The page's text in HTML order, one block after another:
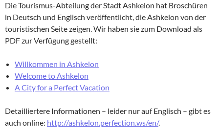
Die Tourismus-Abteilung der Stadt Ashkelon hat Broschüren
in Deutsch und Englisch veröffentlicht, die Ashkelon von der
touristischen Seite zeigen. Wir haben sie zum Download als
PDF zur Verfügung gestellt:
Willkommen in Ashkelon
Welcome to Ashkelon
A City for a Perfect Vacation
Detailliertere Informationen – leider nur auf Englisch – gibt es
auch online: http://ashkelon.perfection.ws/en/.